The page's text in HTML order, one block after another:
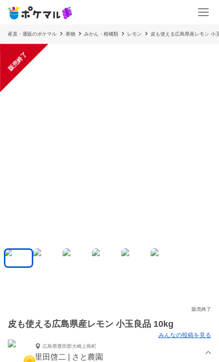
産直・通販のポケマル 果物 みかん・柑橘類 レモン 皮も使える広島県産レモン 小
販売終了
販売終了
皮も使える広島県産レモン 小玉良品 10kg
みんなの投稿を見る
広島県豊田郡大崎上島町
里田啓二 | さと農園